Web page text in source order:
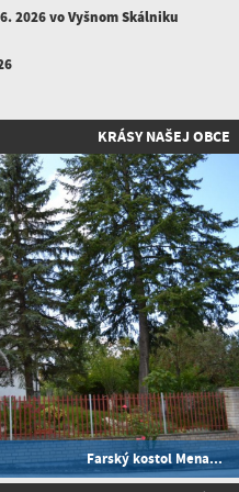
2026 vo Vyšnom Skálniku
KRÁSY NAŠEJ OBCE
Farský kostol Mena...